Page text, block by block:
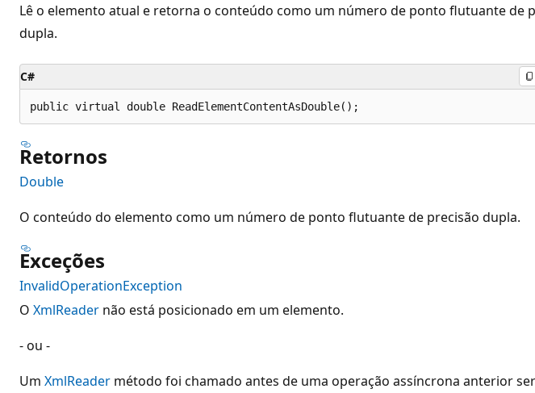
Lê o elemento atual e retorna o conteúdo como um número de ponto flutuante de
dupla.
C#
public virtual double ReadElementContentAsDouble();
Retornos
Double
O conteúdo do elemento como um número de ponto flutuante de precisão dupla.
Exceções
InvalidOperationException
O XmlReader não está posicionado em um elemento.
- ou -
Um XmlReader método foi chamado antes de uma operação assíncrona anterior ser